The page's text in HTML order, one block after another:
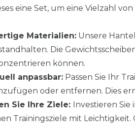
eine Set, um eine Vielzahl
Materialien: Unsere
Die
können.
anpassbar: Passen Sie Ihr
oder entfernen. Dies
Sie Ihre Ziele: Investieren Sie
Trainingsziele mit